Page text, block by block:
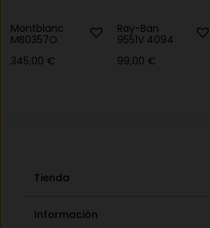
Montblanc
MB0357O
345,00 €
Ray-Ban
9551V 4094
99,00 €
Tienda
Información